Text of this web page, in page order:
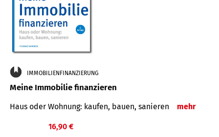
IMMOBILIENFINANZIERUNG
Meine Immobilie finanzieren
Haus oder Wohnung: kaufen, bauen, sanieren mehr
16,90 €